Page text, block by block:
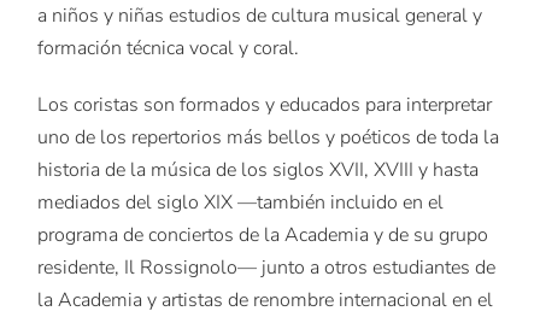
a niños y niñas estudios de cultura musical general y
formación técnica vocal y coral.
Los coristas son formados y educados para interpretar
uno de los repertorios más bellos y poéticos de toda la
historia de la música de los siglos XVII, XVIII y hasta
mediados del siglo XIX —también incluido en el
programa de conciertos de la Academia y de su grupo
residente, Il Rossignolo— junto a otros estudiantes de
la Academia y artistas de renombre internacional en el